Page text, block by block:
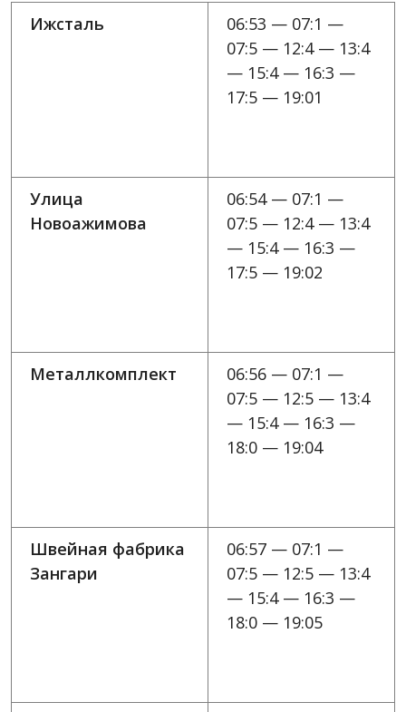
Ижсталь
06:53 — 07:1 —
07:5 — 12:4 — 13:4
— 15:4 — 16:3 —
17:5 — 19:01
Улица
Новоажимова
06:54 — 07:1 —
07:5 — 12:4 — 13:4
— 15:4 — 16:3 —
17:5 — 19:02
Металлкомплект
06:56 — 07:1 —
07:5 — 12:5 — 13:4
— 15:4 — 16:3 —
18:0 — 19:04
Швейная фабрика
Зангари
06:57 — 07:1 —
07:5 — 12:5 — 13:4
— 15:4 — 16:3 —
18:0 — 19:05